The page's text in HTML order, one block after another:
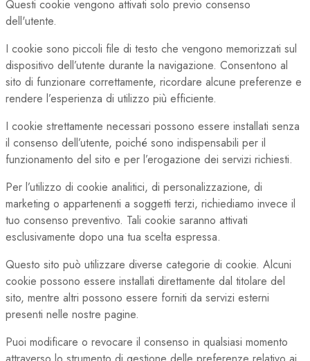
Questi cookie vengono attivati solo previo consenso
dell'utente.
I cookie sono piccoli file di testo che vengono memorizzati sul
dispositivo dell’utente durante la navigazione. Consentono al
sito di funzionare correttamente, ricordare alcune preferenze e
rendere l’esperienza di utilizzo più efficiente.
I cookie strettamente necessari possono essere installati senza
il consenso dell’utente, poiché sono indispensabili per il
funzionamento del sito e per l’erogazione dei servizi richiesti.
Per l’utilizzo di cookie analitici, di personalizzazione, di
marketing o appartenenti a soggetti terzi, richiediamo invece il
tuo consenso preventivo. Tali cookie saranno attivati
esclusivamente dopo una tua scelta espressa.
Questo sito può utilizzare diverse categorie di cookie. Alcuni
cookie possono essere installati direttamente dal titolare del
sito, mentre altri possono essere forniti da servizi esterni
presenti nelle nostre pagine.
Puoi modificare o revocare il consenso in qualsiasi momento